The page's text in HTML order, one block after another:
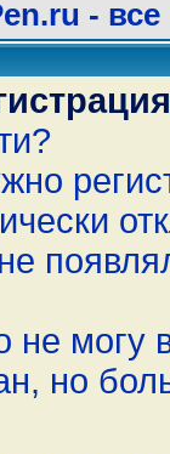
- все
не могу
но